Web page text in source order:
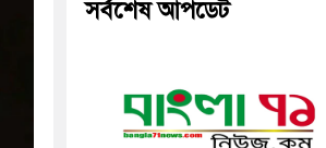
সর্বশেষ আপডেট